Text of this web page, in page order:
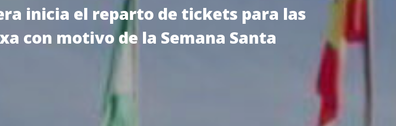
inicia el reparto de tickets para las
con motivo de la Semana Santa